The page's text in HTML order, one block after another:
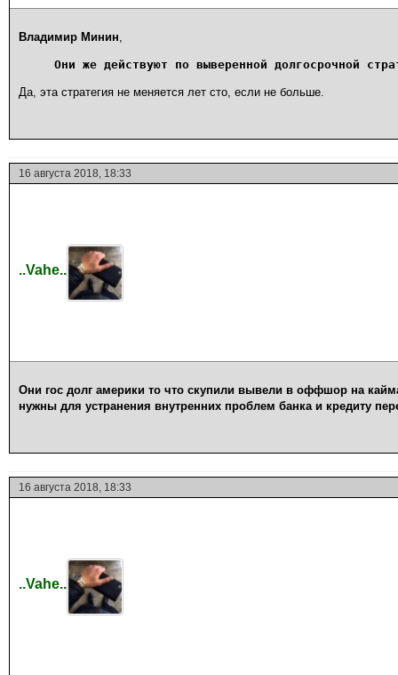
Владимир Минин,
Они же действуют по выверенной долгосрочной
Да, эта стратегия не меняется лет сто, если не больше.
16 августа 2018, 18:33
..Vahe..
Они гос долг америки то что скупили вывели в оффшор на
нужны для устранения внутренних проблем банка и кредиту
16 августа 2018, 18:33
..Vahe..